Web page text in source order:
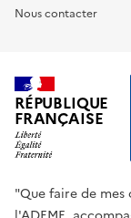
Nous contacter
RÉPUBLIQUE
FRANÇAISE
"Que faire de